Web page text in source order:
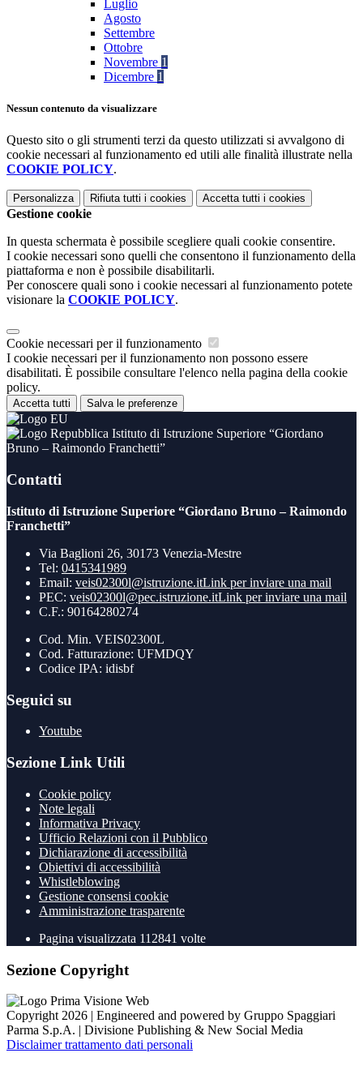
Luglio
Agosto
Settembre
Ottobre
Novembre 1
Dicembre 1
Nessun contenuto da visualizzare
Questo sito o gli strumenti terzi da questo utilizzati si avvalgono di
cookie necessari al funzionamento ed utili alle finalità illustrate nella
COOKIE POLICY.
Personalizza Rifiuta tutti i cookies Accetta tutti i cookies
Gestione cookie
In questa schermata è possibile scegliere quali cookie consentire.
I cookie necessari sono quelli che consentono il funzionamento della
piattaforma e non è possibile disabilitarli.
Per conoscere quali sono i cookie necessari al funzionamento potete
visionare la COOKIE POLICY.
Cookie necessari per il funzionamento
I cookie necessari per il funzionamento non possono essere
disabilitati. È possibile consultare l'elenco nella pagina della cookie
policy.
Accetta tutti Salva le preferenze
Istituto di Istruzione Superiore “Giordano
Bruno – Raimondo Franchetti”
Contatti
Istituto di Istruzione Superiore “Giordano Bruno – Raimondo
Franchetti”
Via Baglioni 26, 30173 Venezia-Mestre
Tel: 0415341989
Email: veis02300l@istruzione.itLink per inviare una mail
PEC: veis02300l@pec.istruzione.itLink per inviare una mail
C.F.: 90164280274
Cod. Min. VEIS02300L
Cod. Fatturazione: UFMDQY
Codice IPA: idisbf
Seguici su
Youtube
Sezione Link Utili
Cookie policy
Note legali
Informativa Privacy
Ufficio Relazioni con il Pubblico
Dichiarazione di accessibilità
Obiettivi di accessibilità
Whistleblowing
Gestione consensi cookie
Amministrazione trasparente
Pagina visualizzata 112841 volte
Sezione Copyright
Copyright 2026 | Engineered and powered by Gruppo Spaggiari
Parma S.p.A. | Divisione Publishing & New Social Media
Disclaimer trattamento dati personali